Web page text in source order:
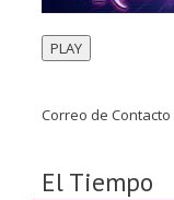
PLAY
Correo de Contacto
El Tiempo